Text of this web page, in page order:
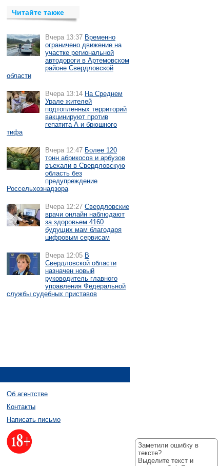
Читайте также
Вчера 13:37 Временно
ограничено движение на
участке региональной
автодороги в Артемовском
районе Свердловской
области
Вчера 13:14 На Среднем
Урале жителей
подтопленных территорий
вакцинируют против
гепатита А и брюшного
тифа
Вчера 12:47 Более 120
тонн абрикосов и арбузов
въехали в Свердловскую
область без
предупреждение
Россельхознадзора
Вчера 12:27 Свердловские
врачи онлайн наблюдают
за здоровьем 4160
будущих мам благодаря
цифровым сервисам
Вчера 12:05 В
Свердловской области
назначен новый
руководитель главного
управления Федеральной
службы судебных приставов
Об агентстве
Контакты
Написать письмо
Заметили ошибку в
тексте?
Выделите текст и